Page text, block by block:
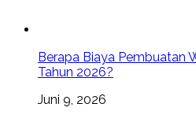
Berapa Biaya Pembuatan
Tahun 2026?
Juni 9, 2026